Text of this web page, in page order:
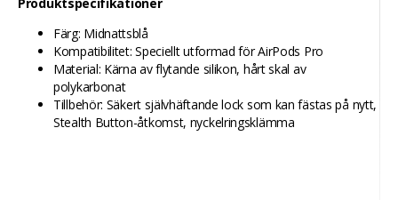
Färg: Midnattsblå
Kompatibilitet: Speciellt utformad för AirPods Pro
Material: Kärna av flytande silikon, hårt skal av
polykarbonat
Tillbehör: Säkert självhäftande lock som kan fästas på nytt,
Stealth Button-åtkomst, nyckelringsklämma